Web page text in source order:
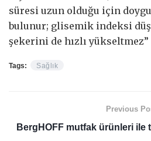
süresi uzun olduğu için
bulunur; glisemik indeksi
şekerini de hızlı yükseltmez”
Tags: Sağlık
Previous
BergHOFF mutfak ürünleri ile